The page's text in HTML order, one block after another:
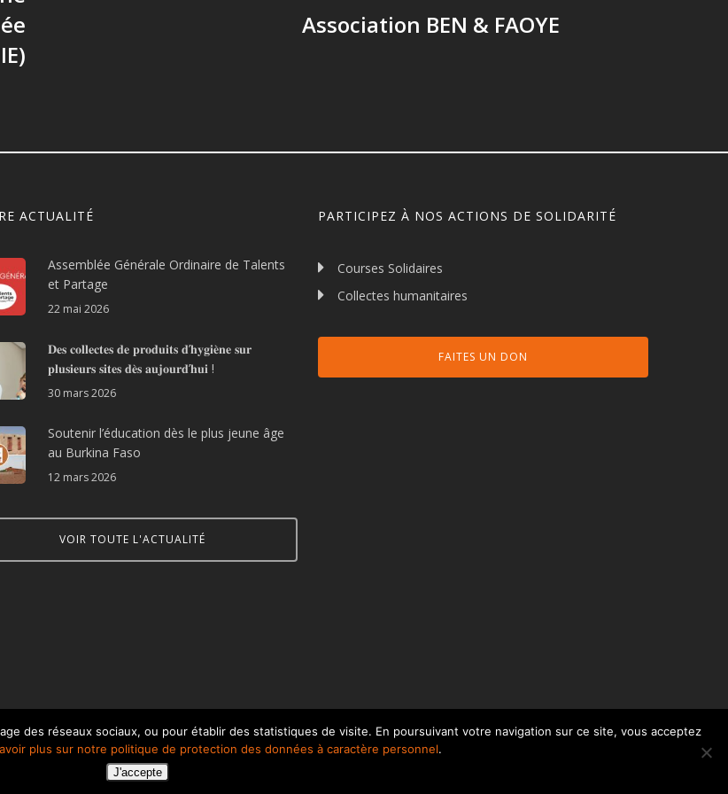
Association BEN & FAOYE
ACTUALITÉ
Assemblée Générale Ordinaire de Talents
et Partage
22 mai 2026
𝐃𝐞𝐬 𝐜𝐨𝐥𝐥𝐞𝐜𝐭𝐞𝐬 𝐝𝐞 𝐩𝐫𝐨𝐝𝐮𝐢𝐭𝐬 𝐝’𝐡𝐲𝐠𝐢𝐞̀𝐧𝐞 𝐬𝐮𝐫
𝐩𝐥𝐮𝐬𝐢𝐞𝐮𝐫𝐬 𝐬𝐢𝐭𝐞𝐬 𝐝𝐞̀𝐬 𝐚𝐮𝐣𝐨𝐮𝐫𝐝’𝐡𝐮𝐢 !
30 mars 2026
Soutenir l’éducation dès le plus jeune âge
au Burkina Faso
12 mars 2026
VOIR TOUTE L'ACTUALITÉ
PARTICIPEZ À NOS ACTIONS DE SOLIDARITÉ
Courses Solidaires
Collectes humanitaires
FAITES UN DON
des réseaux sociaux, ou pour établir des statistiques de visite. En poursuivant votre navigation sur ce site, vous acceptez
plus sur notre politique de protection des données à caractère personnel.
J'accepte